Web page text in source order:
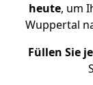
heute, um
Wuppertal
Füllen Sie